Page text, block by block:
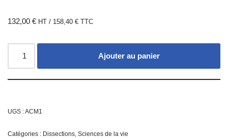
132,00 € HT / 158,40 € TTC
Ajouter au panier
UGS :ACM1
Catégories : Dissections, Sciences de la vie